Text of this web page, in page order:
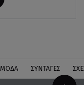
ΜΟΔΑ ΣΥΝΤΑΓΕΣ